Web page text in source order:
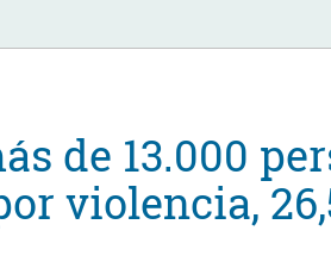
de 13.000
violencia,